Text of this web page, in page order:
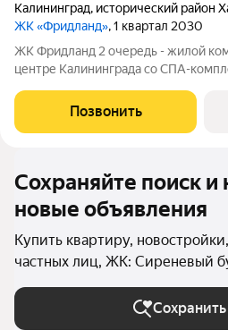
Калининград, исторический район
ЖК «Фридланд», 1 квартал 2030
ЖК Фридланд 2 очередь - жилой
центре Калининграда со СПА-
собственной сервисной
квартирами и сдачи их в аренду.
Позвонить
Сохраняйте поиск и
новые объявления
Купить квартиру,
частных лиц, ЖК: Сиреневый